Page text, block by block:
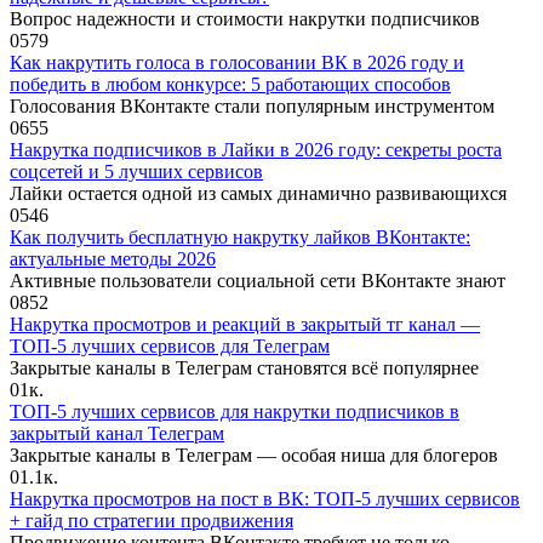
Вопрос надежности и стоимости накрутки подписчиков
0579
Как накрутить голоса в голосовании ВК в 2026 году и
победить в любом конкурсе: 5 работающих способов
Голосования ВКонтакте стали популярным инструментом
0655
Накрутка подписчиков в Лайки в 2026 году: секреты роста
соцсетей и 5 лучших сервисов
Лайки остается одной из самых динамично развивающихся
0546
Как получить бесплатную накрутку лайков ВКонтакте:
актуальные методы 2026
Активные пользователи социальной сети ВКонтакте знают
0852
Накрутка просмотров и реакций в закрытый тг канал —
ТОП-5 лучших сервисов для Телеграм
Закрытые каналы в Телеграм становятся всё популярнее
01к.
ТОП-5 лучших сервисов для накрутки подписчиков в
закрытый канал Телеграм
Закрытые каналы в Телеграм — особая ниша для блогеров
01.1к.
Накрутка просмотров на пост в ВК: ТОП-5 лучших сервисов
+ гайд по стратегии продвижения